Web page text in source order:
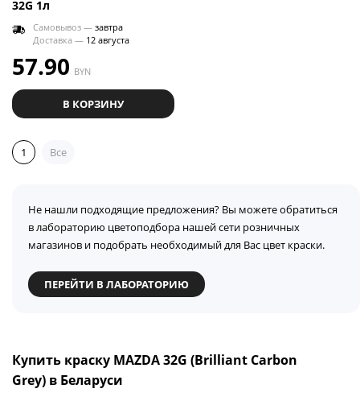
32G 1л
Самовывоз — завтра
Доставка — 12 августа
57.90 BYN
В КОРЗИНУ
1 Все
Не нашли подходящие предложения? Вы можете обратиться
в лабораторию цветоподбора нашей сети розничных
магазинов и подобрать необходимый для Вас цвет краски.
ПЕРЕЙТИ В ЛАБОРАТОРИЮ
Купить краску MAZDA 32G (Brilliant Carbon
Grey) в Беларуси